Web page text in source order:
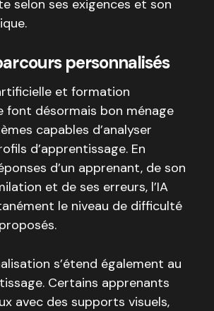
selon ses exigences et son
personnalisés
et formation
font désormais bon ménage
capables d’analyser
d’apprentissage. En
d’un apprenant, de son
et de ses erreurs, l’IA
le niveau de difficulté
s’étend également au
Certains apprenants
avec des supports visuels,